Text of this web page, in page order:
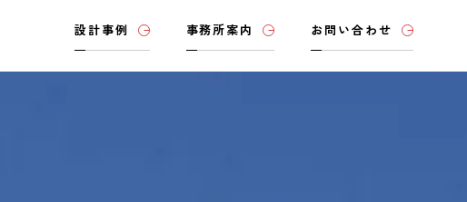
設計事例 事務所案内 お問い合わせ